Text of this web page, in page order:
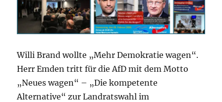
Willi Brand wollte „Mehr Demokratie wagen“.
Herr Emden tritt für die AfD mit dem Motto
„Neues wagen“ – „Die kompetente
Alternative“ zur Landratswahl im